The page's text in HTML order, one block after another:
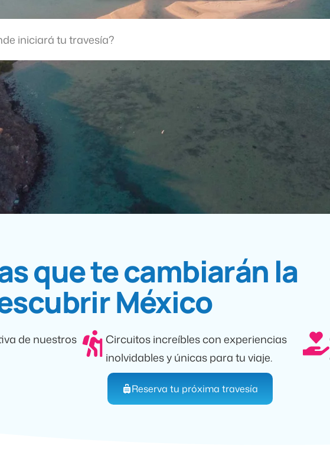
que te cambiarán la
México
de nuestros
Circuitos increíbles con experiencias
inolvidables y únicas para tu viaje.
Reserva tu próxima travesía